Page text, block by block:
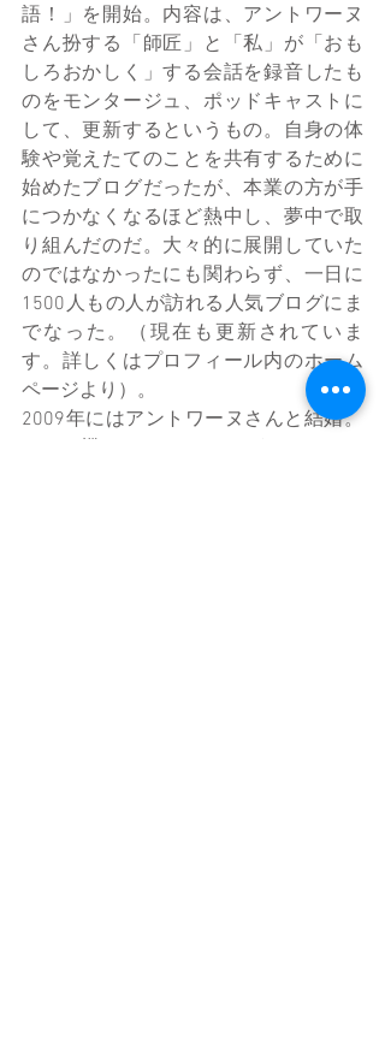
語！」を開始。内容は、アントワーヌ
さん扮する「師匠」と「私」が「おも
しろおかしく」する会話を録音したも
のをモンタージュ、ポッドキャストに
して、更新するというもの。自身の体
験や覚えたてのことを共有するために
始めたブログだったが、本業の方が手
につかなくなるほど熱中し、夢中で取
り組んだのだ。大々的に展開していた
のではなかったにも関わらず、一日に
1500人もの人が訪れる人気ブログにま
でなった。（現在も更新されていま
す。詳しくはプロフィール内のホーム
ページより）。
2009年にはアントワーヌさんと結婚。